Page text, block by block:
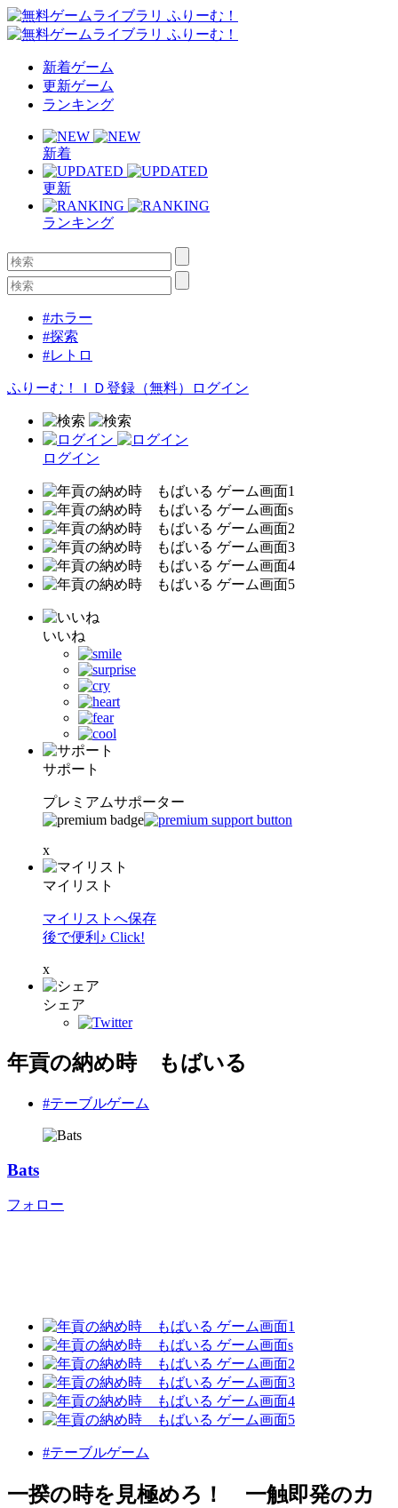
新着ゲーム
更新ゲーム
ランキング
新着
更新
ランキング
#ホラー
#探索
#レトロ
ふりーむ！ＩＤ登録（無料） ログイン
ログイン
いいね
サポート
プレミアムサポーター
x
マイリスト
マイリストへ保存
後で便利♪ Click!
x
シェア
年貢の納め時 もばいる
#テーブルゲーム
Bats
フォロー
#テーブルゲーム
一揆の時を見極めろ！ 一触即発のカ